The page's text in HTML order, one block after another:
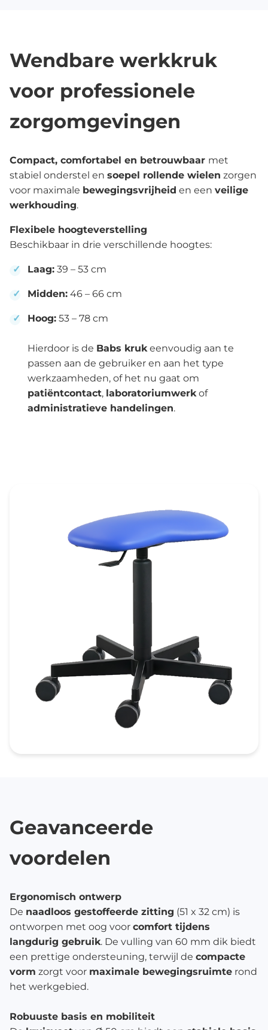
Wendbare werkkruk
voor professionele
zorgomgevingen
Compact, comfortabel en betrouwbaar met
stabiel onderstel en soepel rollende wielen zorgen
voor maximale bewegingsvrijheid en een veilige
werkhouding.
Flexibele hoogteverstelling
Beschikbaar in drie verschillende hoogtes:
Laag: 39 – 53 cm
Midden: 46 – 66 cm
Hoog: 53 – 78 cm
Hierdoor is de Babs krukeenvoudig aan te
passen aan de gebruiker en aan het type
werkzaamheden, of het nu gaat om
patiëntcontact, laboratoriumwerkof
administratieve handelingen.
Geavanceerde
voordelen
Ergonomisch ontwerp
De naadloos gestoffeerde zitting (51 x 32 cm) is
ontworpen met oog voor comfort tijdens
langdurig gebruik. De vulling van 60 mm dik biedt
een prettige ondersteuning, terwijl de compacte
vorm zorgt voor maximale bewegingsruimte rond
het werkgebied.
Robuuste basis en mobiliteit